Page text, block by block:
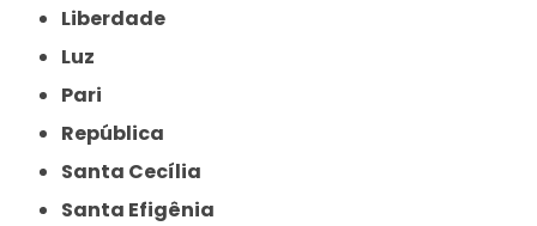
Liberdade
Luz
Pari
República
Santa Cecília
Santa Efigênia